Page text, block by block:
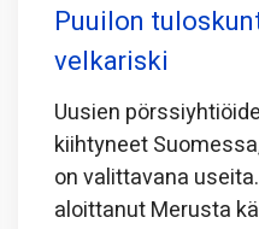
Puuilon
velkariski
Uusien
kiihtyneet
on valittavana
aloittanut Merusta